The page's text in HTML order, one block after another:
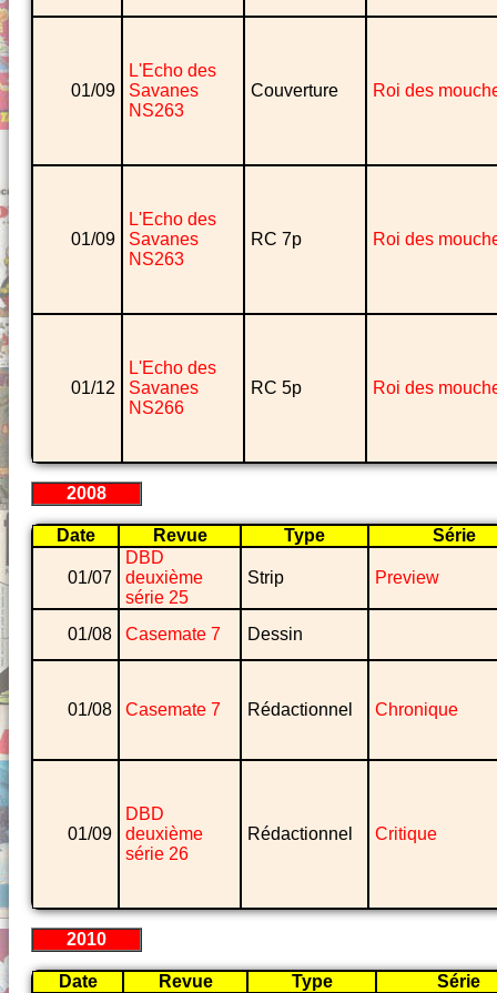
01/09
L'Echo des
Savanes
NS263
Couverture Roi des
01/09
L'Echo des
Savanes
NS263
RC 7p Roi des
01/12
L'Echo des
Savanes
NS266
RC 5p Roi des
2008
Date Revue Type Série
01/07
DBD
deuxième
série 25
Strip Preview
01/08 Casemate 7 Dessin
01/08 Casemate 7 Rédactionnel Chronique
01/09
DBD
deuxième
série 26
Rédactionnel Critique
2010
Date Revue Type Série